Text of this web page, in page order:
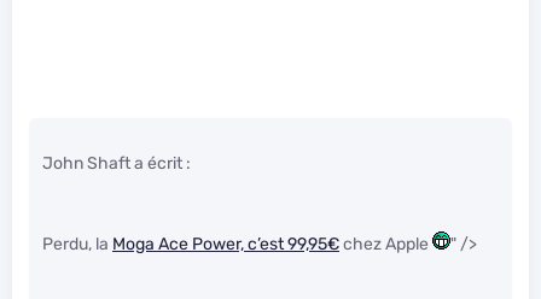
John Shaft a écrit :
Perdu, la Moga Ace Power, c’est 99,95€chez Apple " />